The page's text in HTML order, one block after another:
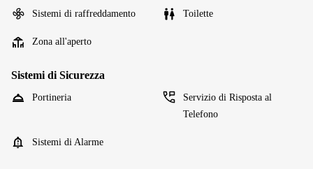
Sistemi di raffreddamento Toilette
Zona all'aperto
Sistemi di Sicurezza
Portineria
Servizio di Risposta al
Telefono
Sistemi di Alarme